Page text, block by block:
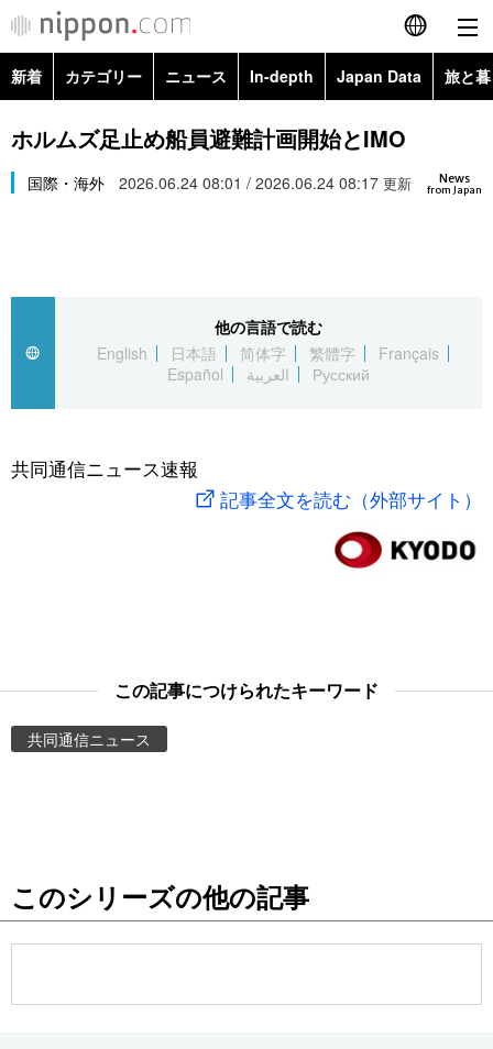
English
简体字
繁體字
العربية
社会
旅と暮らし
東京
新着 カテゴリー ニュース In-depth Japan Data 旅と
政治・外交
経済・ビジネス
社会
文化
科学・技術
暮らし
Images
お知らせ
ホルムズ足止め船員避難計画開始とIMO
News
from Japan
国際・海外 2026.06.24 08:01 / 2026.06.24 08:17 更新
他の言語で読む
English
日本語 简体字 繁體字
Français
Español
العربية Русский
共同通信ニュース速報
記事全文を読む（外部サイト）
この記事につけられたキーワード
共同通信ニュース
このシリーズの他の記事